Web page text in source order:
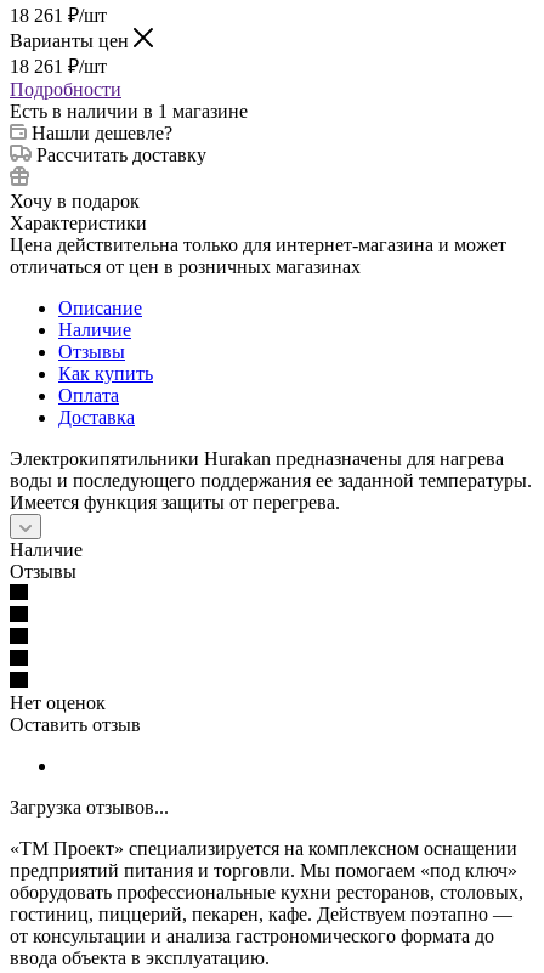
18 261 ₽/шт
Варианты цен
18 261 ₽/шт
Подробности
Есть в наличии в 1 магазине
Нашли дешевле?
Рассчитать доставку
Хочу в подарок
Характеристики
Цена действительна только для интернет-магазина и может
отличаться от цен в розничных магазинах
Описание
Наличие
Отзывы
Как купить
Оплата
Доставка
Электрокипятильники Hurakan предназначены для нагрева
воды и последующего поддержания ее заданной температуры.
Имеется функция защиты от перегрева.
Наличие
Отзывы
Нет оценок
Оставить отзыв
Загрузка отзывов...
«ТМ Проект» специализируется на комплексном оснащении
предприятий питания и торговли. Мы помогаем «под ключ»
оборудовать профессиональные кухни ресторанов, столовых,
гостиниц, пиццерий, пекарен, кафе. Действуем поэтапно —
от консультации и анализа гастрономического формата до
ввода объекта в эксплуатацию.